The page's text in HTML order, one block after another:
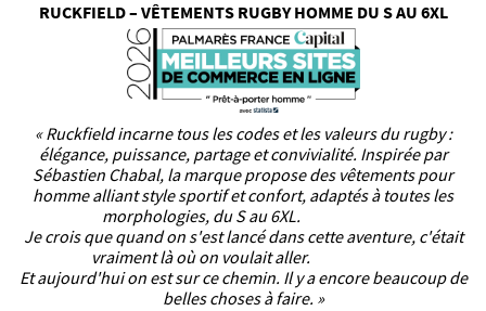
RUCKFIELD – VÊTEMENTS RUGBY HOMME DU S AU 6XL
« Ruckfield incarne tous les codes et les valeurs du rugby :
élégance, puissance, partage et convivialité. Inspirée par
Sébastien Chabal, la marque propose des vêtements pour
homme alliant style sportif et confort, adaptés à toutes les
morphologies, du S au 6XL.
Je crois que quand on s'est lancé dans cette aventure, c'était
vraiment là où on voulait aller.
Et aujourd'hui on est sur ce chemin. Il y a encore beaucoup de
belles choses à faire. »